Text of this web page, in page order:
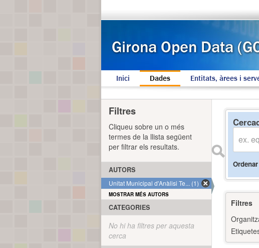
Inici Dades Entitats, àrees i
Filtres
Filtres
Cliqueu sobre un o més
termes de la llista següent
per filtrar els resultats.
AUTORS
Unitat Municipal d'Anàlisi Te... (1)
MOSTRAR MÉS AUTORS
CATEGORIES
No hi ha filtres per aquesta
cerca